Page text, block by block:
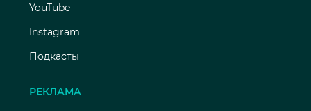
YouTube
Instagram
Подкасты
РЕКЛАМА